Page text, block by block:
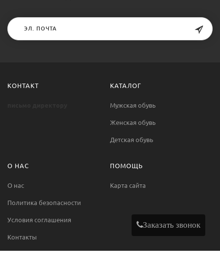
КОНТАКТ КАТАЛОГ
Мужская обувь
Женская обувь
Детская обувь
О НАС
О нас
Политика безопасности
Условия соглашения
Контакты
ПОМОЩЬ
Карта сайта
Заказать звонок